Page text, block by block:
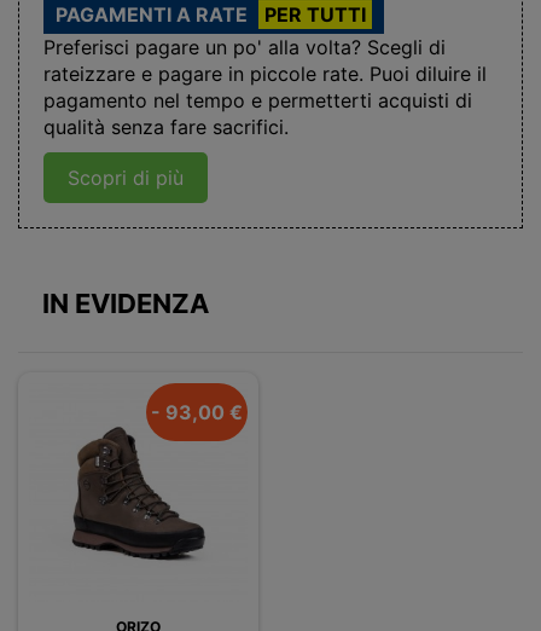
PAGAMENTI A RATE
PER TUTTI
Preferisci pagare un po' alla volta? Scegli di
rateizzare e pagare in piccole rate. Puoi diluire il
pagamento nel tempo e permetterti acquisti di
qualità senza fare sacrifici.
Scopri di più
IN EVIDENZA
- 93,00 €
ORIZO